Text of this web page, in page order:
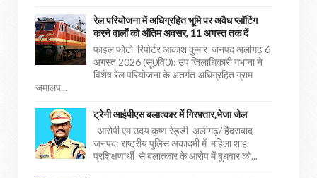
रेल परियोजना में अधिग्रहित भूमि पर अवैध प्लॉटिंग
करने वालों को अंतिम अवसर, 11 अगस्त तक दें
फाइल फोटो रिपोर्टर आकाश कुमार जनपद अलीगढ़ 6
अगस्त 2026 (सू0वि0): उप जिलाधिकारी गभाना ने
विशेष रेल परियोजना के अंतर्गत अधिग्रहित ग्राम
जमालप...
ट्रेनी आईपीएस बलात्कार में गिरफ़्तार,भेजा जेल
आरोपी एम उदय कृष्ण रेड्डी अलीगढ़/ हैदराबाद
जनपद: राष्ट्रीय पुलिस अकादमी में महिला शाह,
प्रशिक्षणार्थी से बलात्कार के आरोप में बुधवार को...